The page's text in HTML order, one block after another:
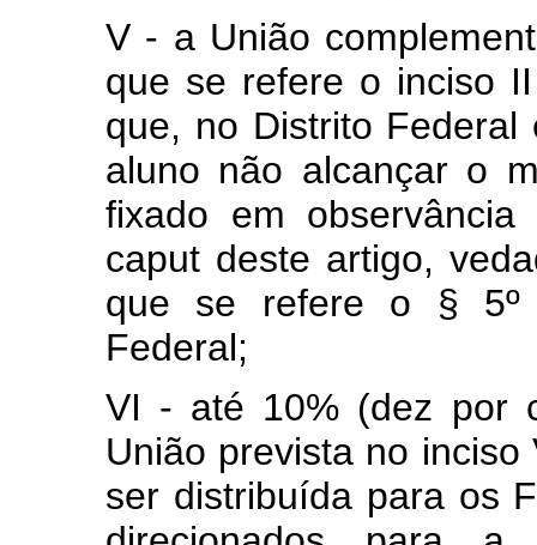
V - a União
que se refere o inciso
que, no Distrito
aluno não alcançar o
fixado em
caput deste artigo,
que se refere o § 5º
Federal;
VI - até 10% (dez por
União prevista no
ser distribuída para os